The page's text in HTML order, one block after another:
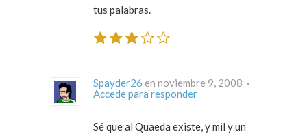
tus palabras.
Spayder26
en noviembre 9, 2008 ·
Accede para responder
Sé que al Quaeda existe, y mil y un